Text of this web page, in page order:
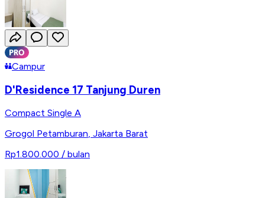
Campur
D'Residence 17 Tanjung Duren
Compact Single A
Grogol Petamburan, Jakarta Barat
Rp1.800.000 / bulan